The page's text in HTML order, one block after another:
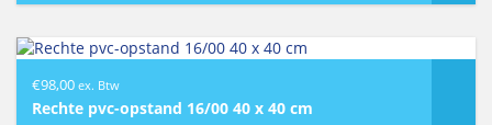
€98,00 ex. Btw
Rechte pvc-opstand 16/00 40 x 40 cm